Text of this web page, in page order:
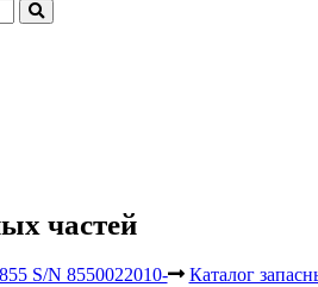
частей
855 S/N 8550022010- Каталог